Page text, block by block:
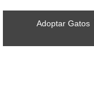
Adoptar Gatos